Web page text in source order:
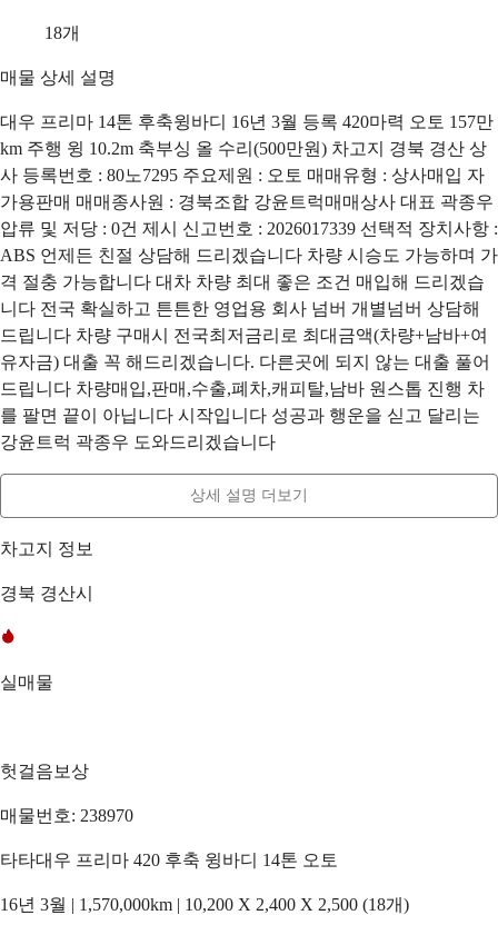
18개
매물 상세 설명
대우 프리마 14톤 후축윙바디 16년 3월 등록 420마력 오토 157만
km 주행 윙 10.2m 축부싱 올 수리(500만원) 차고지 경북 경산 상
사 등록번호 : 80노7295 주요제원 : 오토 매매유형 : 상사매입 자
가용판매 매매종사원 : 경북조합 강윤트럭매매상사 대표 곽종우
압류 및 저당 : 0건 제시 신고번호 : 2026017339 선택적 장치사항 :
ABS 언제든 친절 상담해 드리겠습니다 차량 시승도 가능하며 가
격 절충 가능합니다 대차 차량 최대 좋은 조건 매입해 드리겠습
니다 전국 확실하고 튼튼한 영업용 회사 넘버 개별넘버 상담해
드립니다 차량 구매시 전국최저금리로 최대금액(차량+남바+여
유자금) 대출 꼭 해드리겠습니다. 다른곳에 되지 않는 대출 풀어
드립니다 차량매입,판매,수출,폐차,캐피탈,남바 원스톱 진행 차
를 팔면 끝이 아닙니다 시작입니다 성공과 행운을 싣고 달리는
강윤트럭 곽종우 도와드리겠습니다
상세 설명 더보기
차고지 정보
경북 경산시
실매물
헛걸음보상
매물번호: 238970
타타대우 프리마 420 후축 윙바디 14톤 오토
16년 3월 | 1,570,000km | 10,200 X 2,400 X 2,500 (18개)